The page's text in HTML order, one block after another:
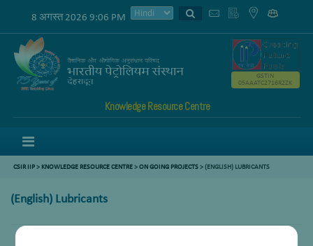
8 अगस्त 2026 9:06 PM
Knowledge Resource Centre
GSTIN
05AAATC2716R2ZK
CSIR IIP> KNOWLEDGE RESOURCE CENTRE>ON GOING PROJECTS> (ENGLISH) LUBRICANTS
(English) Lubricants